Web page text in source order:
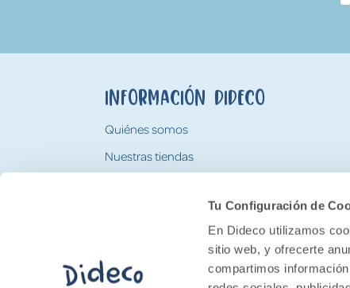
Tu Configuración de
En Dideco utilizamos
sitio web, y ofrecerte
compartimos
Información Dideco
Quiénes somos
Nuestras tiendas
Tarjeta Regalo Dideco